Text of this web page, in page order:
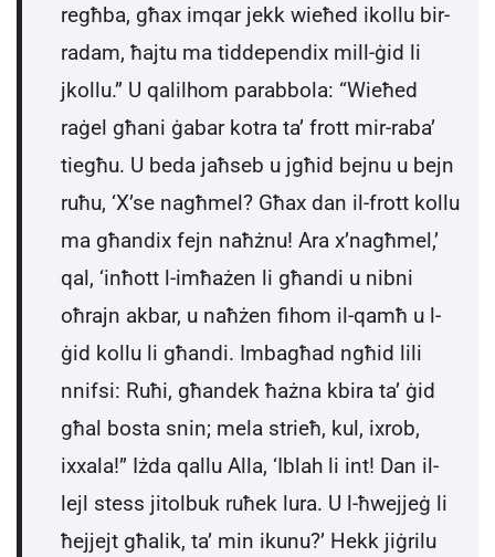
regħba, għax imqar jekk wieħed ikollu bir-
radam, ħajtu ma tiddependix mill-ġid li
jkollu.” U qalilhom parabbola: “Wieħed
raġel għani ġabar kotra ta’ frott mir-raba’
tiegħu. U beda jaħseb u jgħid bejnu u bejn
ruħu, ‘X’se nagħmel? Għax dan il-frott kollu
ma għandix fejn naħżnu! Ara x’nagħmel,’
qal, ‘inħott l-imħażen li għandi u nibni
oħrajn akbar, u naħżen fihom il-qamħ u l-
ġid kollu li għandi. Imbagħad ngħid lili
nnifsi: Ruħi, għandek ħażna kbira ta’ ġid
għal bosta snin; mela strieħ, kul, ixrob,
ixxala!” Iżda qallu Alla, ‘Iblah li int! Dan il-
lejl stess jitolbuk ruħek lura. U l-ħwejjeġ li
ħejjejt għalik, ta’ min ikunu?’ Hekk jiġrilu